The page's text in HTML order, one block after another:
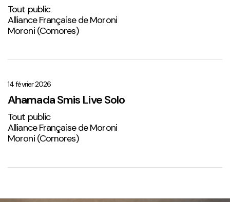
Tout public
Alliance Française de Moroni
Moroni (Comores)
Live
Solo
2
14 février 2026
Ahamada Smis Live Solo
Tout public
Alliance Française de Moroni
Moroni (Comores)